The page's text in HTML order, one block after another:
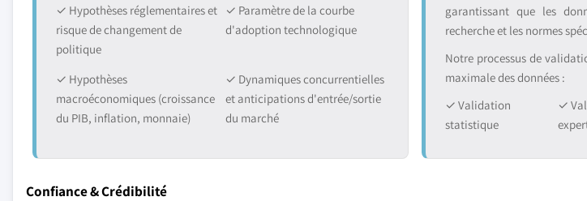
✓ Hypothèses réglementaires et
risque de changement de
politique
✓ Paramètre de la courbe
d'adoption technologique
✓ Hypothèses
macroéconomiques (croissance
du PIB, inflation, monnaie)
✓ Dynamiques concurrentielles
et anticipations d'entrée/sortie
du marché
garantissant que les
recherche et les normes
Notre processus de
maximale des données :
✓ Validation
statistique
✓
Confiance & Crédibilité